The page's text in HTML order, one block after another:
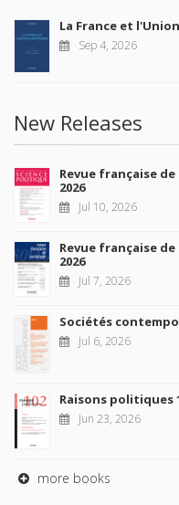
La France et
Sep 4, 2026
New Releases
Revue française
2026
Jul 10, 2026
Revue française
2026
Jul 7, 2026
Sociétés
Jul 6, 2026
Raisons politiques
Jun 23, 2026
more books